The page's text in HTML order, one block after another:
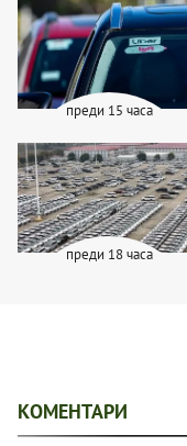
преди 15 часа
преди 18 часа
КОМЕНТАРИ